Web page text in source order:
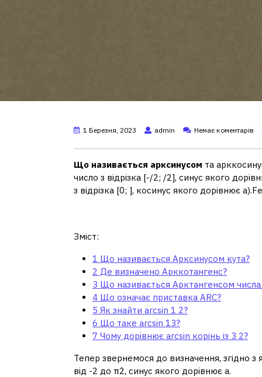
1 Березня, 2023 admin Немає коментарів
Що називається арксинусом та
число з відрізка [-/2; /2], синус якого
з відрізка [0; ], косинус якого дорівнює
Зміст:
1 Що називається Арксинусом кута?
2 Де визначено Арккотангенс?
3 Що називається Арктангенсом числа
4 Що означає приставка ARC?
5 Як знайти arcsin 1 2?
6 Що таке arcsin 13?
7 Чому дорівнює arcsin корінь із 3 2?
Тепер звернемося до визначення, згідно з
від -2 до π2, синус якого дорівнює a.